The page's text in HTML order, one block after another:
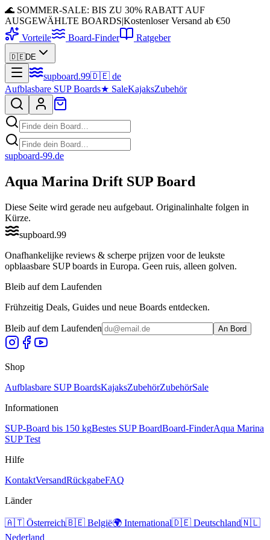
🌊 SOMMER-SALE: BIS ZU 30% RABATT AUF
AUSGEWÄHLTE BOARDS|Kostenloser Versand ab €50
Vorteile
Board-Finder Ratgeber
🇩🇪DE
supboard.99🇩🇪 de
Aufblasbare SUP Boards★ SaleKajaksZubehör
supboard-99.de
Aqua Marina Drift SUP Board
Diese Seite wird gerade neu aufgebaut. Originalinhalte folgen in
Kürze.
supboard.99
Onafhankelijke reviews & scherpe prijzen voor de leukste
opblaasbare SUP boards in Europa. Geen ruis, alleen golven.
Bleib auf dem Laufenden
Frühzeitig Deals, Guides und neue Boards entdecken.
Bleib auf dem Laufenden An Bord
Shop
Aufblasbare SUP BoardsKajaksZubehörZubehörSale
Informationen
SUP-Board bis 150 kgBestes SUP BoardBoard-FinderAqua Marina
SUP Test
Hilfe
KontaktVersandRückgabeFAQ
Länder
🇦🇹 Österreich🇧🇪 België🌍 International🇩🇪 Deutschland🇳🇱
Nederland